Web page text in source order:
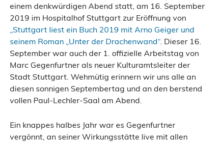
einem denkwürdigen Abend statt, am 16. September
2019 im Hospitalhof Stuttgart zur Eröffnung von
„Stuttgart liest ein Buch 2019 mit Arno Geiger und
seinem Roman „Unter der Drachenwand“. Dieser 16.
September war auch der 1. offizielle Arbeitstag von
Marc Gegenfurtner als neuer Kulturamtsleiter der
Stadt Stuttgart. Wehmütig erinnern wir uns alle an
diesen sonnigen Septembertag und an den berstend
vollen Paul-Lechler-Saal am Abend.
Ein knappes halbes Jahr war es Gegenfurtner
vergönnt, an seiner Wirkungsstätte live mit allen